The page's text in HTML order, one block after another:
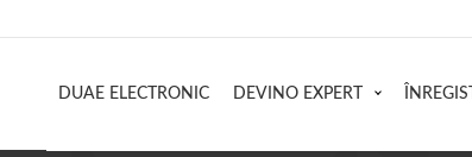
DUAE ELECTRONIC DEVINO EXPERT